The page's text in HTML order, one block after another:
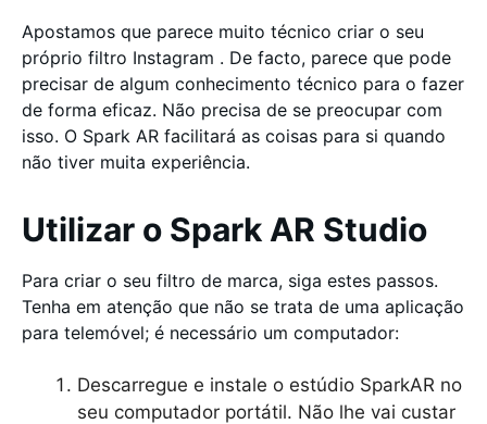
Apostamos que parece muito técnico criar o seu
próprio filtro Instagram . De facto, parece que pode
precisar de algum conhecimento técnico para o fazer
de forma eficaz. Não precisa de se preocupar com
isso. O Spark AR facilitará as coisas para si quando
não tiver muita experiência.
Utilizar o Spark AR Studio
Para criar o seu filtro de marca, siga estes passos.
Tenha em atenção que não se trata de uma aplicação
para telemóvel; é necessário um computador:
Descarregue e instale o estúdio SparkAR no
seu computador portátil. Não lhe vai custar